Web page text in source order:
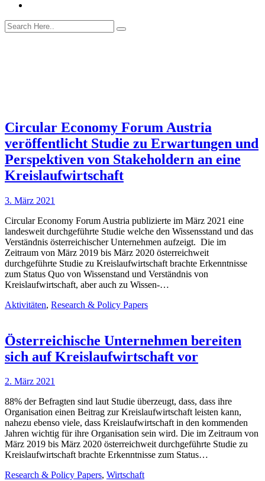
Circular Economy Forum Austria
veröffentlicht Studie zu Erwartungen und
Perspektiven von Stakeholdern an eine
Kreislaufwirtschaft
3. März 2021
Circular Economy Forum Austria publizierte im März 2021 eine
landesweit durchgeführte Studie welche den Wissensstand und das
Verständnis österreichischer Unternehmen aufzeigt. Die im
Zeitraum von März 2019 bis März 2020 österreichweit
durchgeführte Studie zu Kreislaufwirtschaft brachte Erkenntnisse
zum Status Quo von Wissenstand und Verständnis von
Kreislaufwirtschaft, aber auch zu Wissen-…
Aktivitäten, Research & Policy Papers
Österreichische Unternehmen bereiten
sich auf Kreislaufwirtschaft vor
2. März 2021
88% der Befragten sind laut Studie überzeugt, dass, dass ihre
Organisation einen Beitrag zur Kreislaufwirtschaft leisten kann,
nahezu ebenso viele, dass Kreislaufwirtschaft in den kommenden
Jahren wichtig für ihre Organisation sein wird. Die im Zeitraum von
März 2019 bis März 2020 österreichweit durchgeführte Studie zu
Kreislaufwirtschaft brachte Erkenntnisse zum Status…
Research & Policy Papers, Wirtschaft